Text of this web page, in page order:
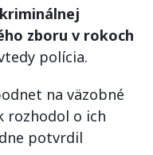
zboru v rokoch
polícia.
na väzobné
rozhodol o ich
potvrdil